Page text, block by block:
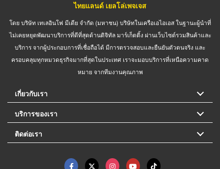
ไทยแลนด์ เยลโล่เพจเจส
โดย บริษัท เทเลอินโฟ มีเดีย จำกัด (มหาชน) บริษัทในเครือเอไอเอส ในฐานะผู้นำที่
ไม่เคยหยุดพัฒนาบริการที่ดีที่สุดด้านดิจิทัล มาร์เก็ตติ้ง ผ่านเว็บไซต์รวมสินค้าและ
บริการ จากผู้ประกอบการที่เชื่อถือได้ มีการตรวจสอบและยืนยันตัวตนจริง และ
ครอบคลุมทุกหมวดธุรกิจมากที่สุดในประเทศ เราจะมอบบริการที่เหนือความคาด
หมาย จากทีมงานคุณภาพ
เกี่ยวกับเรา
บริการของเรา
ติดต่อเรา